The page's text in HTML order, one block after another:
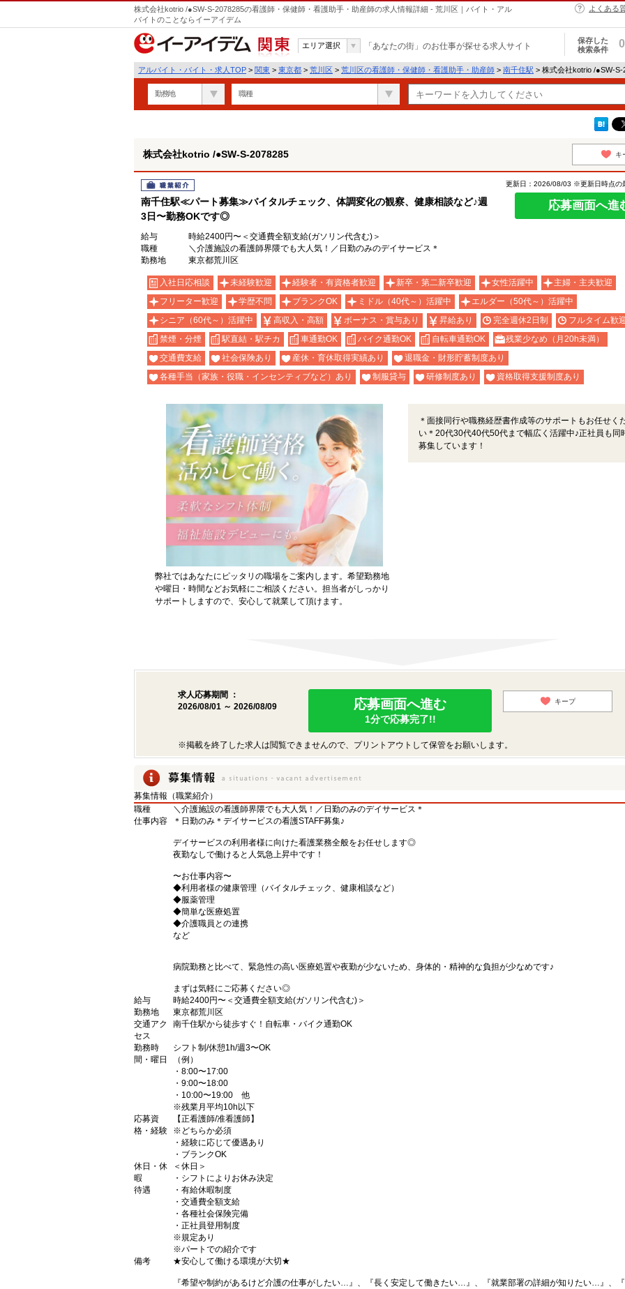
株式会社kotrio /●SW-S-2078285の看護師・保健師・看護助手・助産師の求人情報詳細 - 荒川区｜バイト・アル
バイトのことならイーアイデム
よくある
関東
エリア選択 「あなたの街」のお仕事が探せる求人サイト
保存した
検索条件
0
アルバイト・バイト・求人TOP > 関東 > 東京都 > 荒川区 > 荒川区の看護師・保健師・看護助手・助産師 > 南千住駅 > 株式会社kotrio /●SW-
勤務地 職種
株式会社kotrio /●SW-S-2078285 キ
職業紹介
南千住駅≪パート募集≫バイタルチェック、体調変化の観察、健康相談など♪週
3日〜勤務OKです◎
更新日：2026/08/03 ※更新日時点の
応募画面へ進
給与
時給2400円〜＜交通費全額支給(ガソリン代含む)＞
職種
＼介護施設の看護師界隈でも大人気！／日勤のみのデイサービス＊
勤務地
東京都荒川区
入社日応相談 未経験歓迎 経験者・有資格者歓迎 新卒・第二新卒歓迎 女性活躍中
主婦・主夫歓迎
フリーター歓迎
学歴不問 ブランクOK ミドル（40代～）活躍中
エルダー（50代～）活躍中
シニア（60代～）活躍中
高収入・高額 ボーナス・賞与あり 昇給あり 完全週休2日制
フルタイム歓
禁煙・分煙
駅直結・駅チカ 車通勤OK バイク通勤OK 自転車通勤OK
残業少なめ（月20h未満）
交通費支給
社会保険あり 産休・育休取得実績あり
退職金・財形貯蓄制度あり
各種手当（家族・役職・インセンティブなど）あり
制服貸与 研修制度あり 資格取得支援制度あり
弊社ではあなたにピッタリの職場をご案内します。希望勤務地
や曜日・時間などお気軽にご相談ください。担当者がしっかり
サポートしますので、安心して就業して頂けます。
＊面接同行や職務経歴書作成等のサポートもお任せく
い＊20代30代40代50代まで幅広く活躍中♪正社員も同
募集しています！
求人応募期間 ：
2026/08/01 ～ 2026/08/09
応募画面へ進む
1分で応募完了!!
キープ
※掲載を終了した求人は閲覧できませんので、プリントアウトして保管をお願いします。
募集情報（職業紹介）
職種
＼介護施設の看護師界隈でも大人気！／日勤のみのデイサービス＊
仕事内容
＊日勤のみ＊デイサービスの看護STAFF募集♪
デイサービスの利用者様に向けた看護業務全般をお任せします◎
夜勤なしで働けると人気急上昇中です！
〜お仕事内容〜
◆利用者様の健康管理（バイタルチェック、健康相談など）
◆服薬管理
◆簡単な医療処置
◆介護職員との連携
など
病院勤務と比べて、緊急性の高い医療処置や夜勤が少ないため、身体的・精神的な負担が少なめです♪
まずは気軽にご応募ください◎
給与
時給2400円〜＜交通費全額支給(ガソリン代含む)＞
勤務地
東京都荒川区
交通アク
セス
南千住駅から徒歩すぐ！自転車・バイク通勤OK
勤務時
間・曜日
シフト制/休憩1h/週3〜OK
（例）
・8:00〜17:00
・9:00〜18:00
・10:00〜19:00 他
※残業月平均10h以下
応募資
格・経験
【正看護師/准看護師】
※どちらか必須
・経験に応じて優遇あり
・ブランクOK
休日・休
暇
＜休日＞
・シフトによりお休み決定
待遇
・有給休暇制度
・交通費全額支給
・各種社会保険完備
・正社員登用制度
※規定あり
※パートでの紹介です
備考
★安心して働ける環境が大切★
『希望や制約があるけど介護の仕事がしたい…』、『長く安定して働きたい…』、『就業部署の詳細が知りたい…』、